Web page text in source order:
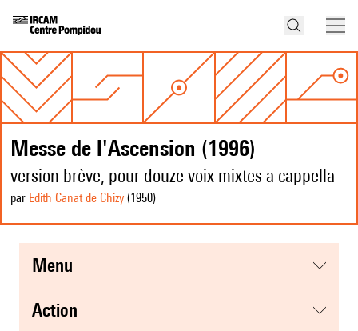
Messe de l'Ascension (1996)
version brève, pour douze voix mixtes a cappella
par Edith Canat de Chizy (1950)
menu
action